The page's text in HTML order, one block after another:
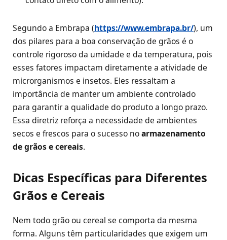
Segundo a Embrapa (https://www.embrapa.br/), um
dos pilares para a boa conservação de grãos é o
controle rigoroso da umidade e da temperatura, pois
esses fatores impactam diretamente a atividade de
microrganismos e insetos. Eles ressaltam a
importância de manter um ambiente controlado
para garantir a qualidade do produto a longo prazo.
Essa diretriz reforça a necessidade de ambientes
secos e frescos para o sucesso noarmazenamento
de grãos e cereais.
Dicas Específicas para Diferentes
Grãos e Cereais
Nem todo grão ou cereal se comporta da mesma
forma. Alguns têm particularidades que exigem um